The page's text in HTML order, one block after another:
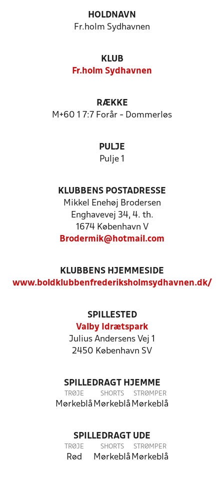
HOLDNAVN
Fr.holm Sydhavnen
KLUB
Fr.holm Sydhavnen
RÆKKE
M+60 1 7:7 Forår - Dommerløs
PULJE
Pulje 1
KLUBBENS POSTADRESSE
Mikkel Enehøj Brodersen
Enghavevej 34, 4. th.
1674 København V
Brodermik@hotmail.com
KLUBBENS HJEMMESIDE
www.boldklubbenfrederiksholmsydhavnen.dk/
SPILLESTED
Valby Idrætspark
Julius Andersens Vej 1
2450 København SV
SPILLEDRAGT HJEMME
TRØJE
Mørkeblå
SHORTS
Mørkeblå
STRØMPER
Mørkeblå
SPILLEDRAGT UDE
TRØJE
Rød
SHORTS
Mørkeblå
STRØMPER
Mørkeblå